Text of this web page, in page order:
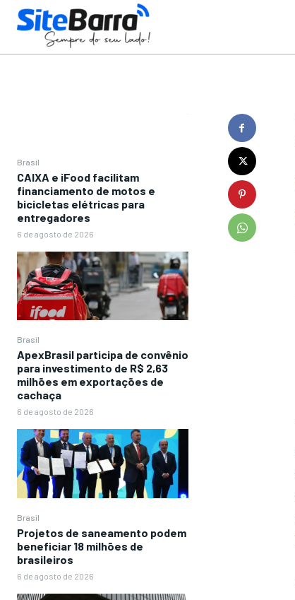
Brasil
CAIXA e iFood facilitam
financiamento de motos e
bicicletas elétricas para
entregadores
6 de agosto de 2026
Brasil
ApexBrasil participa de convênio
para investimento de R$ 2,63
milhões em exportações de
cachaça
6 de agosto de 2026
Brasil
Projetos de saneamento podem
beneficiar 18 milhões de
brasileiros
6 de agosto de 2026